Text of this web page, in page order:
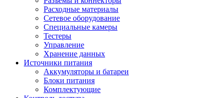
Расходные материалы
Сетевое оборудование
Специальные камеры
Тестеры
Управление
Хранение данных
Источники питания
Аккумуляторы и батареи
Блоки питания
Комплектующие